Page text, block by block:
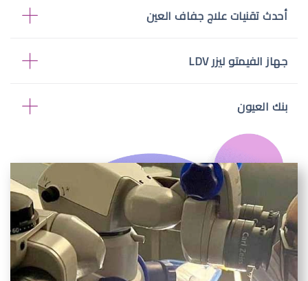
أحدث تقنيات علاج جفاف العين
جهاز الفيمتو ليزر LDV
بنك العيون